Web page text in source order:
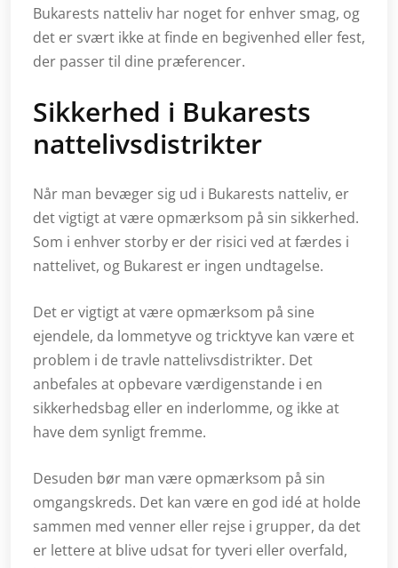
Bukarests natteliv har noget for enhver smag, og
det er svært ikke at finde en begivenhed eller fest,
der passer til dine præferencer.
Sikkerhed i Bukarests
nattelivsdistrikter
Når man bevæger sig ud i Bukarests natteliv, er
det vigtigt at være opmærksom på sin sikkerhed.
Som i enhver storby er der risici ved at færdes i
nattelivet, og Bukarest er ingen undtagelse.
Det er vigtigt at være opmærksom på sine
ejendele, da lommetyve og tricktyve kan være et
problem i de travle nattelivsdistrikter. Det
anbefales at opbevare værdigenstande i en
sikkerhedsbag eller en inderlomme, og ikke at
have dem synligt fremme.
Desuden bør man være opmærksom på sin
omgangskreds. Det kan være en god idé at holde
sammen med venner eller rejse i grupper, da det
er lettere at blive udsat for tyveri eller overfald,